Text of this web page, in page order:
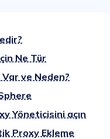
Ne Tür
ve Neden?
Yöneticisini açın
Proxy Ekleme